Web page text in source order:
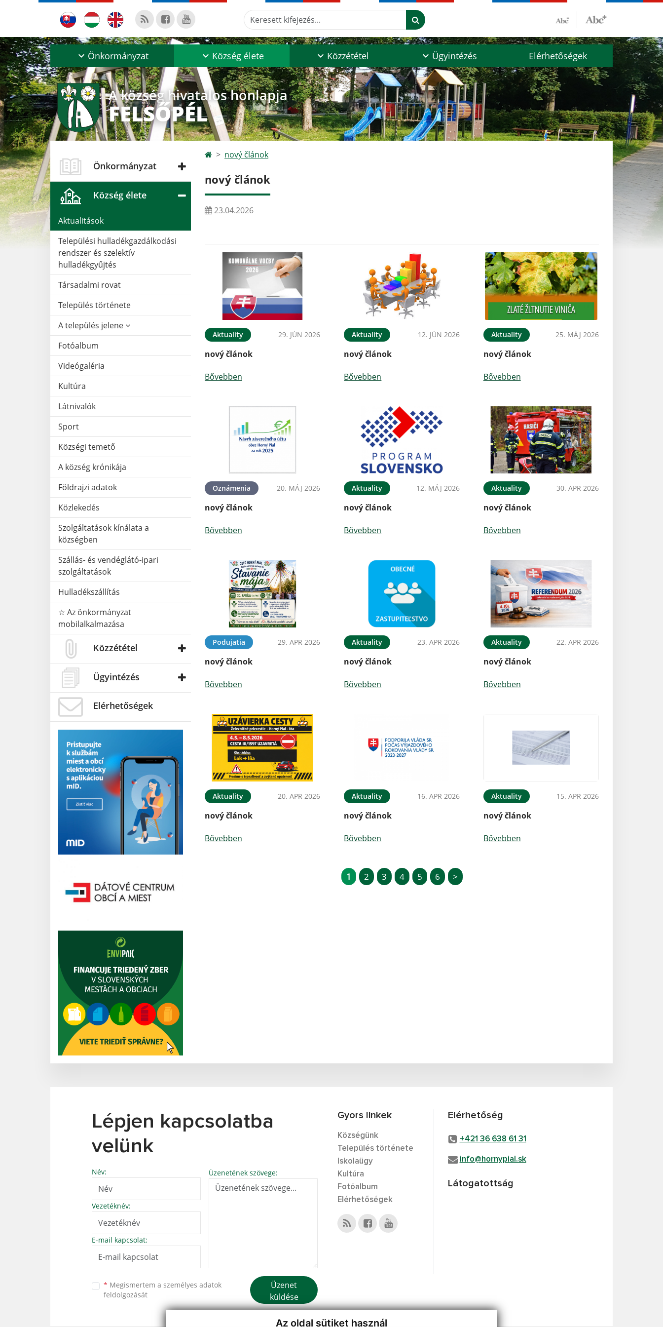
Az oldal sütiket használ
Keresett kifejezés...
Önkormányzat Község élete Közzététel Ügyintézés Elérhetőségek
A község hivatalos honlapja
FELSŐPÉL
Önkormányzat
Község élete
Aktualitások
Települési hulladékgazdálkodási
rendszer és szelektív
hulladékgyűjtés
Társadalmi rovat
Település története
A település jelene
Fotóalbum
Videógaléria
Kultúra
Látnivalók
Sport
Községi temető
A község krónikája
Földrajzi adatok
Közlekedés
Szolgáltatások kínálata a
községben
Szállás- és vendéglátó-ipari
szolgáltatások
Hulladékszállítás
☆ Az önkormányzat
mobilalkalmazása
Közzététel
Ügyintézés
Elérhetőségek
nový článok
nový článok
23.04.2026
Aktuality 29. JÚN 2026
nový článok
Bővebben
Aktuality 12. JÚN 2026
nový článok
Bővebben
Aktuality 25. MÁJ 2026
nový článok
Bővebben
Oznámenia 20. MÁJ 2026
nový článok
Bővebben
Aktuality 12. MÁJ 2026
nový článok
Bővebben
Aktuality 30. APR 2026
nový článok
Bővebben
Podujatia 29. APR 2026
nový článok
Bővebben
Aktuality 23. APR 2026
nový článok
Bővebben
Aktuality 22. APR 2026
nový článok
Bővebben
Aktuality 20. APR 2026
nový článok
Bővebben
Aktuality 16. APR 2026
nový článok
Bővebben
Aktuality 15. APR 2026
nový článok
Bővebben
1 2 3 4 5 6 >
Lépjen kapcsolatba
velünk
Név:
Vezetéknév:
E-mail kapcsolat:
Üzenetének szövege:
* Megismertem a személyes adatok
feldolgozását
Üzenet
küldése
Gyors linkek
Községünk
Település története
Iskolaügy
Kultúra
Fotóalbum
Elérhetőségek
Elérhetőség
+421 36 638 61 31
info@hornypial.sk
Látogatottság